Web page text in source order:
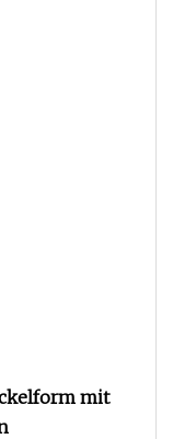
mit